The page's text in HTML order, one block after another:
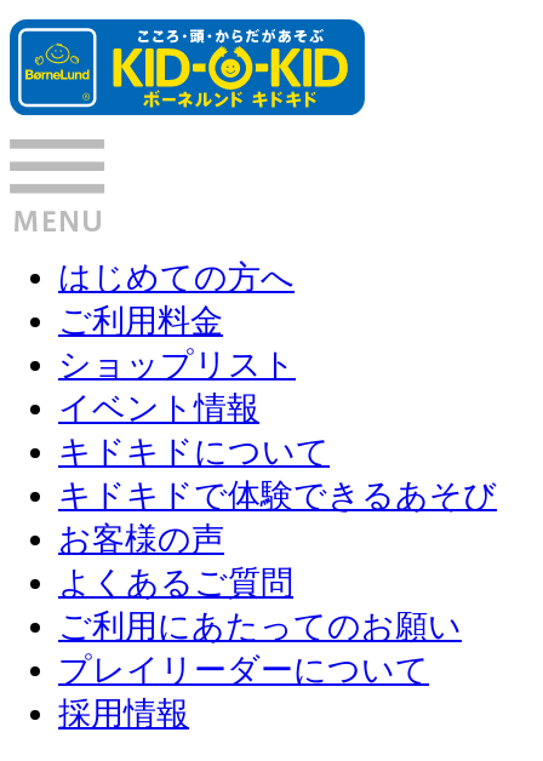
はじめての方へ
ご利用料金
ショップリスト
イベント情報
キドキドについて
キドキドで体験できるあそび
お客様の声
よくあるご質問
ご利用にあたってのお願い
プレイリーダーについて
採用情報